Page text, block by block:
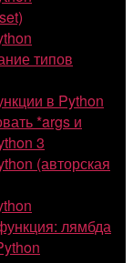
типов
в Python
*args и
3
(авторская
лямбда